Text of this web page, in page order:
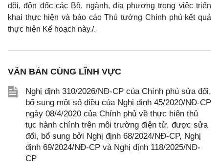
dõi, đôn đốc các Bộ, ngành, địa phương trong việc triển
khai thực hiện và báo cáo Thủ tướng Chính phủ kết quả
thực hiện Kế hoạch này./.
VĂN BẢN CÙNG LĨNH VỰC
Nghị định 310/2026/NĐ-CP của Chính phủ sửa đổi,
bổ sung một số điều của Nghị định 45/2020/NĐ-CP
ngày 08/4/2020 của Chính phủ về thực hiện thủ
tục hành chính trên môi trường điện tử, được sửa
đổi, bổ sung bởi Nghị định 68/2024/NĐ-CP, Nghị
định 69/2024/NĐ-CP và Nghị định 118/2025/NĐ-
CP